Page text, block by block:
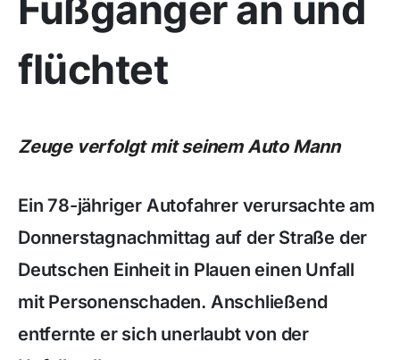
flüchtet
Zeuge verfolgt mit seinem Auto Mann
Ein 78-jähriger Autofahrer verursachte am
Donnerstagnachmittag auf der Straße der
Deutschen Einheit in Plauen einen Unfall
mit Personenschaden. Anschließend
entfernte er sich unerlaubt von der